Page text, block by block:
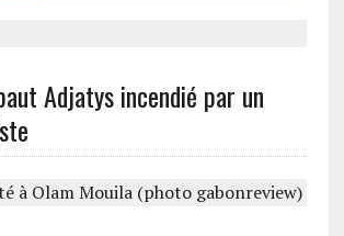
Adjatys incendié par un